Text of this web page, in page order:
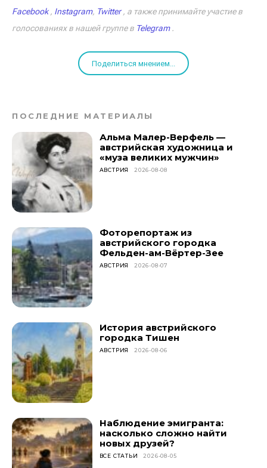
Facebook, Instagram, Twitter, а также принимайте участие в
голосованиях в нашей группе в Telegram.
Поделиться мнением...
ПОСЛЕДНИЕ МАТЕРИАЛЫ
Альма Малер-Верфель —
австрийская художница и
«муза великих мужчин»
АВСТРИЯ 2026-08-08
Фоторепортаж из
австрийского городка
Фельден-ам-Вёртер-Зее
АВСТРИЯ 2026-08-07
История австрийского
городка Тишен
АВСТРИЯ 2026-08-06
Наблюдение эмигранта:
насколько сложно найти
новых друзей?
ВСЕ СТАТЬИ 2026-08-05